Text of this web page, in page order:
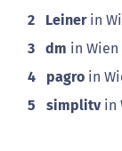
2 Leinerin
3 dm in
4 pagro in
5 simplitvin